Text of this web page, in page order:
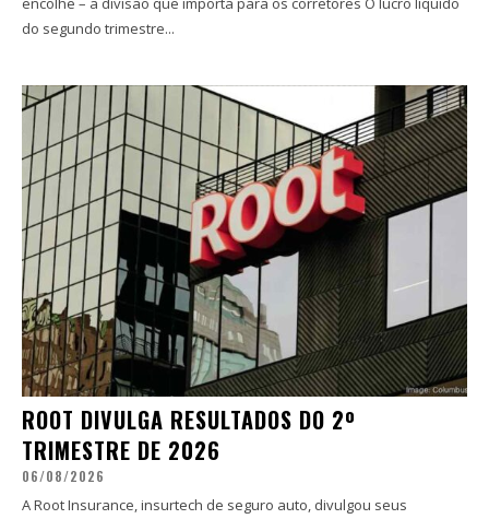
do segundo trimestre...
ROOT DIVULGA RESULTADOS DO 2º
TRIMESTRE DE 2026
06/08/2026
A Root Insurance, insurtech de seguro auto, divulgou seus